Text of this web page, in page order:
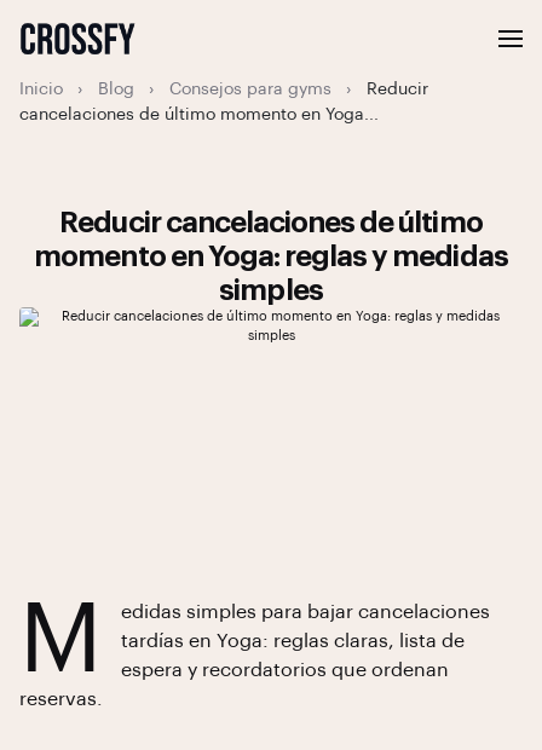
Inicio › Blog › Consejos para gyms ›
Reducir
cancelaciones de último momento en Yoga...
Reducir cancelaciones de último
momento en Yoga: reglas y medidas
simples
M
edidas simples para bajar cancelaciones
tardías en Yoga: reglas claras, lista de
espera y recordatorios que ordenan
reservas.